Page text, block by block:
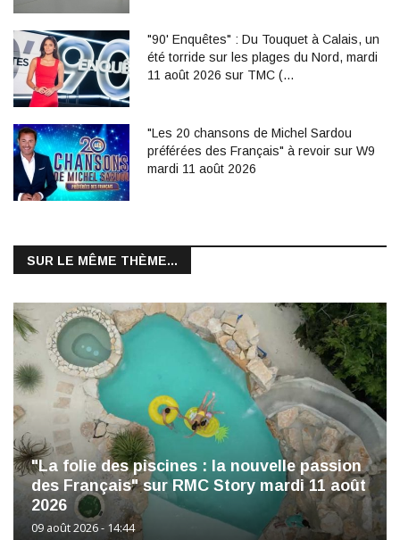
"90' Enquêtes" : Du Touquet à Calais, un
été torride sur les plages du Nord, mardi
11 août 2026 sur TMC (…
"Les 20 chansons de Michel Sardou
préférées des Français" à revoir sur W9
mardi 11 août 2026
SUR LE MÊME THÈME...
"La folie des piscines : la nouvelle passion
des Français" sur RMC Story mardi 11 août
2026
09 août 2026 - 14:44